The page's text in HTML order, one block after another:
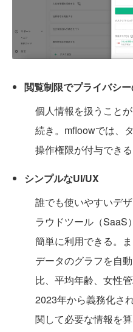
閲覧制限でプライバシ
個人情報を扱うこと
続き。mfloowでは、
操作権限が付与でき
シンプルなUI/UX
誰でも使いやすいデ
ラウドツール（SaaS
簡単に利用できる。
データのグラフを自
比、平均年齢、女性
2023年から義務化さ
関して必要な情報を算